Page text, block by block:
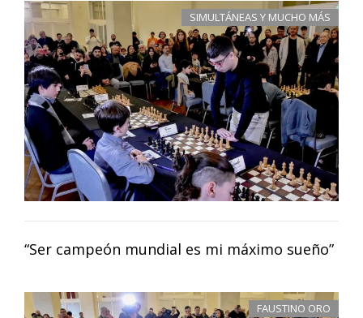
SIMULTÁNEAS Y MUCHO MÁS
“Ser campeón mundial es mi máximo sueño”
FAUSTINO ORO